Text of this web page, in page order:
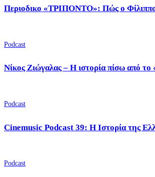
Περιοδικο «ΤΡΙΠΟΝΤΟ»: Πώς ο
Podcast
Νίκος Ζιώγαλας – Η ιστορία πίσω από το
Podcast
Cinemusic Podcast 39: Η Ιστορία της
Podcast